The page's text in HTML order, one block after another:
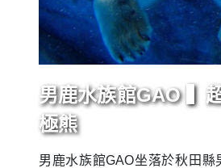
男鹿水族館GAO ▍
極熊
男鹿水族館GAO坐落於秋田縣